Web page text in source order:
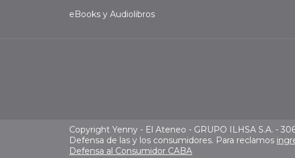
eBooks y Audiolibros
Copyright Yenny - El Ateneo - GRUPO ILHSA S.A. -
Defensa de las y los consumidores. Para reclamos
Defensa al Consumidor CABA